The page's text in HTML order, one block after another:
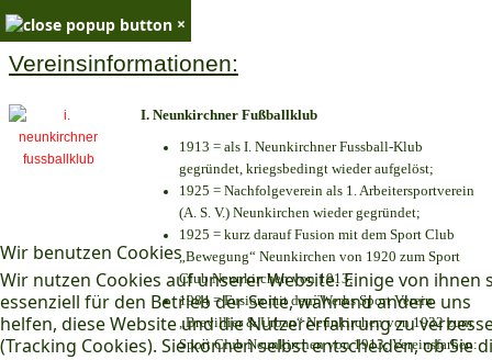
Wir benutzen Cookies
Wir nutzen Cookies auf unserer Website. Einige von ihnen
essenziell für den Betrieb der Seite, während andere uns
helfen, diese Website und die Nutzererfahrung zu
(Tracking Cookies). Sie können selbst entscheiden, ob Sie
×
Vereinsinformationen:
I. Neunkirchner Fußballklub
1913 = als I. Neunkirchner Fussball-Klub
gegründet, kriegsbedingt wieder aufgelöst;
1925 = Nachfolgeverein als 1. Arbeitersportverein
(A. S. V.) Neunkirchen wieder gegründet;
1925 = kurz darauf Fusion mit dem Sport Club
„Bewegung“ Neunkirchen von 1920 zum Sport
Club Neunkirchen von 1913;
1984 = Fusion mit dem Werks Sport Verein
„Brevillier & Urban“ Neunkirchen von 1932 zum
Sport Club Neunkirchen von 1913; Vereinsfarben: